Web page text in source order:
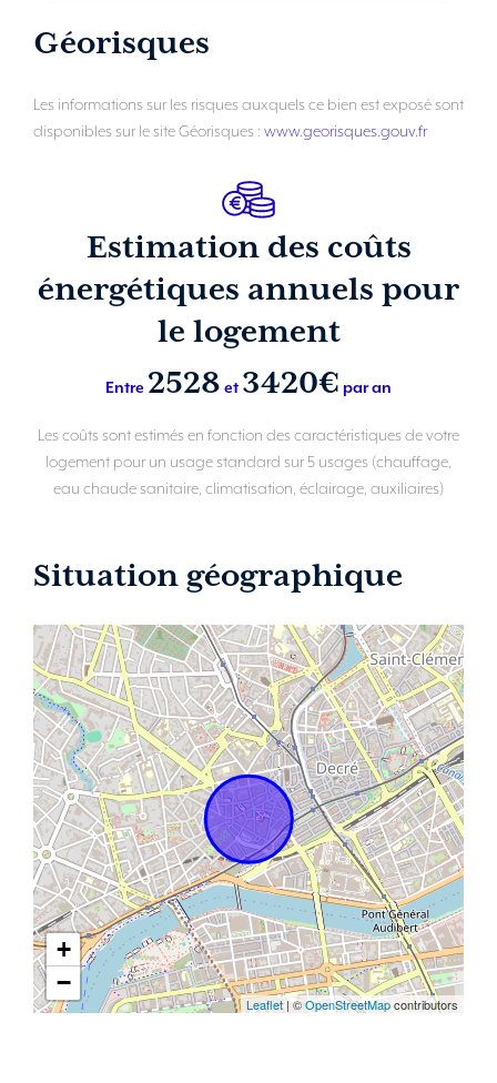
Géorisques
Les informations sur les risques auxquels ce bien est exposé sont
disponibles sur le site Géorisques : www.georisques.gouv.fr
Estimation des coûts
énergétiques annuels pour
le logement
Entre 2528 et 3420€ par an
Les coûts sont estimés en fonction des caractéristiques de votre
logement pour un usage standard sur 5 usages (chauffage,
eau chaude sanitaire, climatisation, éclairage, auxiliaires)
Situation géographique
+
−
Leaflet| ©OpenStreetMapcontributors